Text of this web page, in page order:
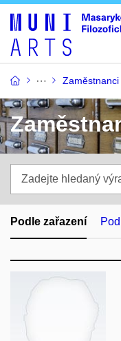
hledaný
výraz
Podle zařazení